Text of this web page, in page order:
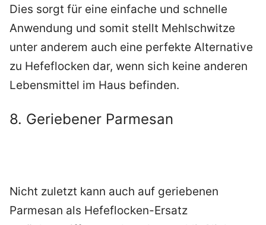
Dies sorgt für eine einfache und schnelle
Anwendung und somit stellt Mehlschwitze
unter anderem auch eine perfekte Alternative
zu Hefeflocken dar, wenn sich keine anderen
Lebensmittel im Haus befinden.
8. Geriebener Parmesan
Nicht zuletzt kann auch auf geriebenen
Parmesan als Hefeflocken-Ersatz